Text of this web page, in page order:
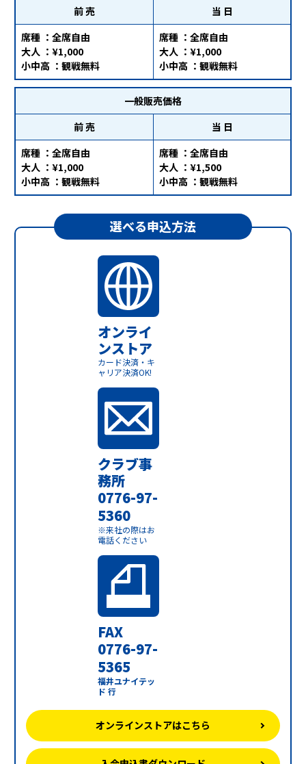
前 売
当 日
席種 ：全席自由
大人 ：¥1,000
小中高 ：観戦無料
席種 ：全席自由
大人 ：¥1,000
小中高 ：観戦無料
一般販売価格
前 売
当 日
席種 ：全席自由
大人 ：¥1,000
小中高 ：観戦無料
席種 ：全席自由
大人 ：¥1,500
小中高 ：観戦無料
選べる申込方法
オンライ
ンストア
カード決済・キ
ャリア決済OK!
クラブ事
務所
0776-97-
5360
※来社の際はお
電話ください
FAX
0776-97-
5365
福井ユナイテッ
ド 行
オンラインストアはこちら